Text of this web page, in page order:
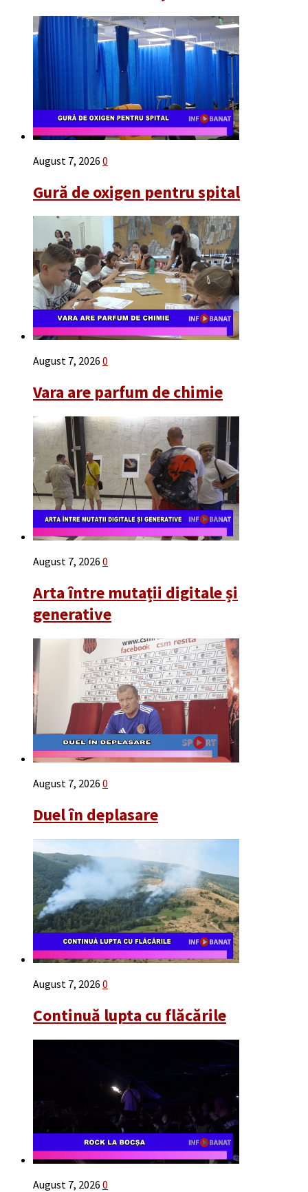
August 7, 2026 0
Gură de oxigen pentru spital
August 7, 2026 0
Vara are parfum de chimie
August 7, 2026 0
Arta între mutații digitale și
generative
August 7, 2026 0
Duel în deplasare
August 7, 2026 0
Continuă lupta cu flăcările
August 7, 2026 0